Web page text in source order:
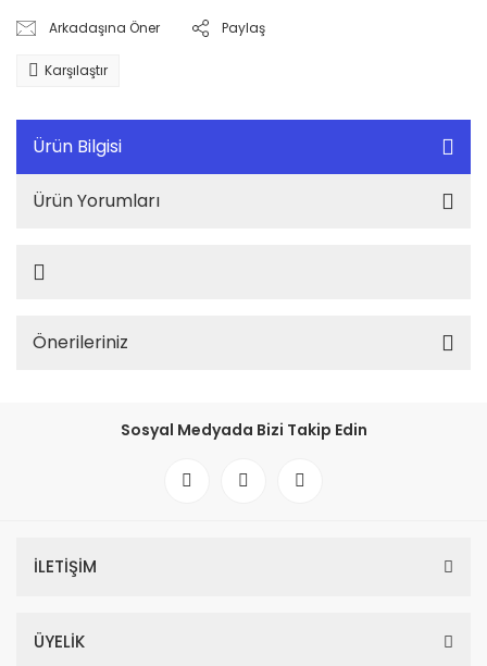
Arkadaşına Öner Paylaş
Karşılaştır
Ürün Bilgisi
Ürün Yorumları
Önerileriniz
Sosyal Medyada Bizi Takip Edin
İLETİŞİM
ÜYELİK